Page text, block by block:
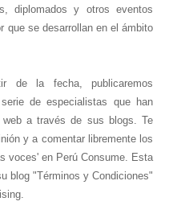
diplomados y otros eventos
que se desarrollan en el ámbito
de la fecha, publicaremos
de especialistas que han
web a través de sus blogs. Te
y a comentar libremente los
voces' en Perú Consume. Esta
blog "Términos y Condiciones"